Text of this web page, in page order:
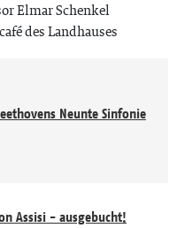
Elmar Schenkel
des Landhauses
Neunte Sinfonie
Assisi - ausgebucht!